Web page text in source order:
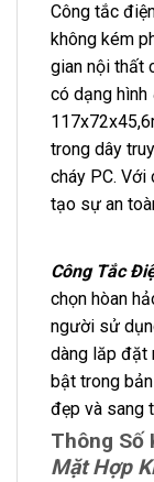
Công tắc
không kém
gian nội thất
có dạng hình
trong dây
cháy PC.
tạo sự an
Công Tắc
chọn hòan
người sử
dàng lăp đặt
bật trong
đẹp và sang
Thông Số
Mặt Hợp